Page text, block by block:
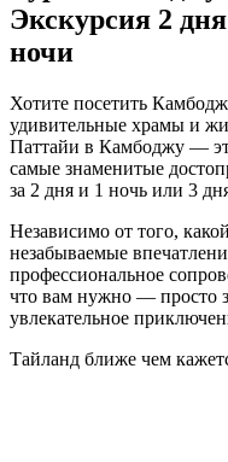
Экскурсия 2
ночи
Хотите посетить
удивительные храмы и
Паттайи в Камбоджу —
самые знаменитые
за 2 дня и 1 ночь или 3
Независимо от того,
незабываемые
профессиональное
что вам нужно — просто
увлекательное
Тайланд ближе чем